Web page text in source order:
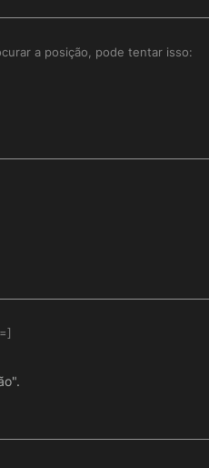
a posição, pode tentar isso:
LOOP, comparando o campo
do Loop.